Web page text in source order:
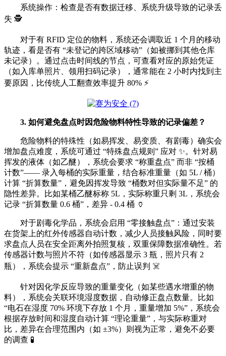
系统操作：检查是否有数据迁移、系统升级导致的记录丢
失 🕵️
对于有 RFID 定位的物料，系统还会调取近 1 个月的移动
轨迹，看是否有 “未登记的跨区域移动”（如被挪到其他仓库
未记录）。通过点击时间线的节点，可查看对应的原始凭证
（如入库单照片、领用扫码记录），通常能在 2 小时内找到主
要原因，比传统人工翻查效率提升 80% ⚡
3. 如何避免盘点时因危险物料特性导致的记录偏差？
危险物料的特殊性（如易挥发、易变质、有剧毒）确实会
增加盘点难度，系统可通过 “特殊盘点规则” 应对 ✨。针对易
挥发的液体（如乙醚），系统会要求 “称重盘点” 而非 “按桶
计数”—— 录入每桶的实际重量，结合标准重量（如 5L / 桶）
计算 “折算数量”，避免因挥发导致 “桶数对但实际量不足” 的
隐性差异。比如某桶乙醚标称 5L，实际称重只剩 3L，系统会
记录 “折算数量 0.6 桶”，差异 - 0.4 桶 🏺
对于剧毒化学品，系统会启用 “零接触盘点”：通过安装
在货架上的红外传感器自动计数，减少人员接触风险，同时要
求盘点人员在安全距离外拍照复核，双重保障数据准确性。若
传感器计数与照片不符（如传感器显示 3 瓶，照片只有 2
瓶），系统会提示 “重新盘点”，防止误判 ☠️
针对因化学反应导致的重量变化（如某些遇水增重的物
料），系统会关联环境湿度数据，自动修正盘点数量。比如
“电石在湿度 70% 环境下存放 1 个月，重量增加 5%”，系统会
根据存放时间和湿度自动计算 “理论重量”，与实际称重对
比，差异在合理范围内（如 ±3%）则视为正常，避免不必要
的调查 🧪